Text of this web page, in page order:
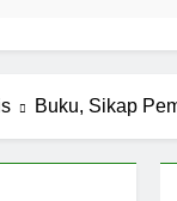
Buku, Sikap